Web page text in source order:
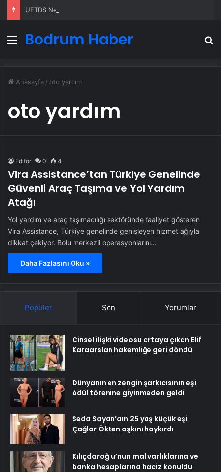
Menü
Bodrum Haber
Anasayfa / oto yardım
oto yardım
Editör 0 4
Vira Assistance’tan Türkiye Genelinde
Güvenli Araç Taşıma ve Yol Yardım
Atağı
Yol yardım ve araç taşımacılığı sektöründe faaliyet gösteren
Vira Assistance, Türkiye genelinde genişleyen hizmet ağıyla
dikkat çekiyor. Bolu merkezli operasyonlarını…
Daha Fazlasını Oku »
Popüler Son Yorumlar
Cinsel ilişki videosu ortaya çıkan Elif
Karaarslan hakemliğe geri döndü
Dünyanın en zengin şarkıcısının eşi
ödül törenine giyinmeden geldi
Seda Sayan’aın 25 yaş küçük eşi
Çağlar Ökten aşkını haykırdı
Kılıçdaroğlu’nun mal varlıklarına ve
banka hesaplarına haciz konuldu